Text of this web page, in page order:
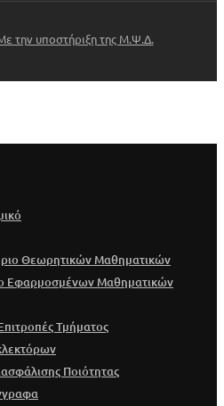
την υποστήριξη της Μ.Ψ.Δ.
Θεωρητικών Μαθηματικών
Εφαρμοσμένων Μαθηματικών
Τμήματος
Ποιότητας